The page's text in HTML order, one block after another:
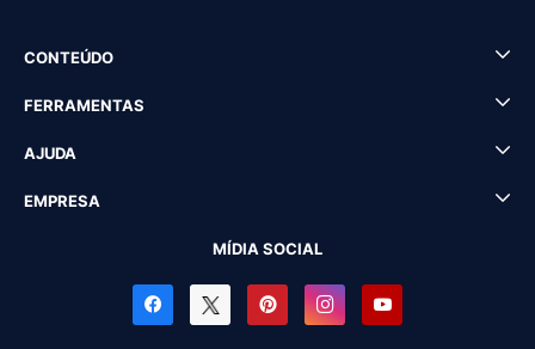
CONTEÚDO
FERRAMENTAS
AJUDA
EMPRESA
MÍDIA SOCIAL